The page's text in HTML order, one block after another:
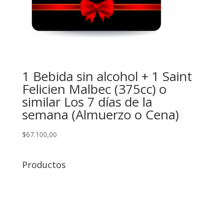
1 Bebida sin alcohol + 1 Saint
Felicien Malbec (375cc) o
similar Los 7 días de la
semana (Almuerzo o Cena)
$67.100,00
Productos